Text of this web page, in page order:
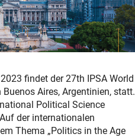
findet der 27th IPSA World
Aires, Argentinien, statt.
Political Science
der internationalen
Thema „Politics in the Age